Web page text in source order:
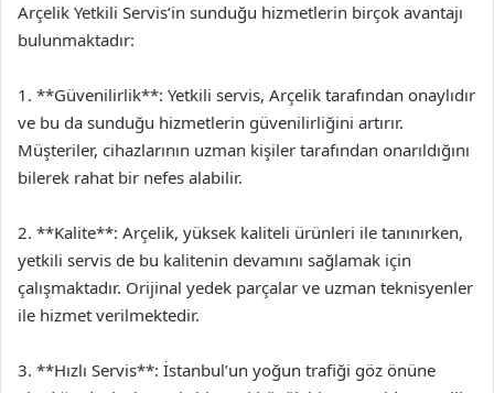
Arçelik Yetkili Servis’in sunduğu hizmetlerin birçok avantajı
bulunmaktadır:
1. **Güvenilirlik**: Yetkili servis, Arçelik tarafından onaylıdır
ve bu da sunduğu hizmetlerin güvenilirliğini artırır.
Müşteriler, cihazlarının uzman kişiler tarafından onarıldığını
bilerek rahat bir nefes alabilir.
2. **Kalite**: Arçelik, yüksek kaliteli ürünleri ile tanınırken,
yetkili servis de bu kalitenin devamını sağlamak için
çalışmaktadır. Orijinal yedek parçalar ve uzman teknisyenler
ile hizmet verilmektedir.
3. **Hızlı Servis**: İstanbul’un yoğun trafiği göz önüne